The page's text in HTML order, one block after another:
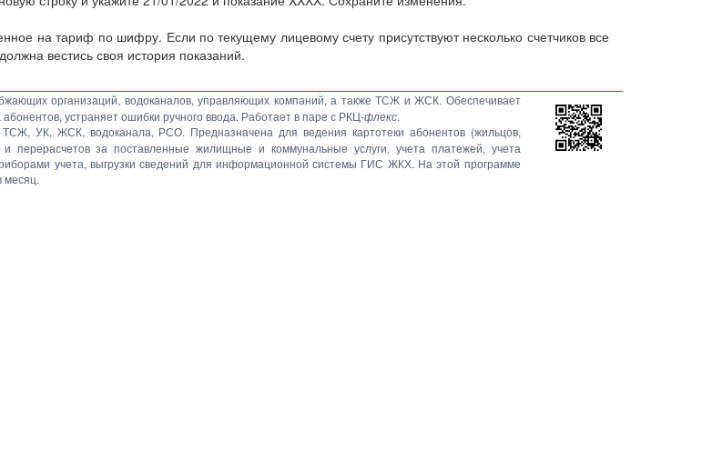
на тариф по шифру. Если по текущему лицевому счету присутствуют несколько счетчиков все
вестись своя история показаний.
организаций, водоканалов, управляющих компаний, а также ТСЖ и ЖСК. Обеспечивает
устраняет ошибки ручного ввода. Работает в паре с РКЦ-флекс.
УК, ЖСК, водоканала, РСО. Предназначена для ведения картотеки абонентов (жильцов,
перерасчетов за поставленные жилищные и коммунальные услуги, учета платежей, учета
учета, выгрузки сведений для информационной системы ГИС ЖКХ. На этой программе
месяц.